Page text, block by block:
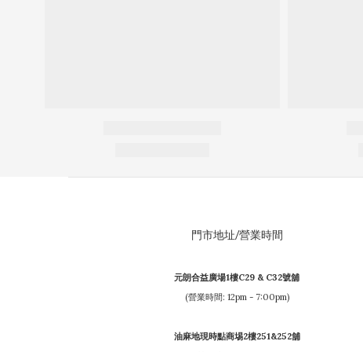
門市地址/營業時間
元朗合益廣場1樓C29 & C32號舖
(營業時間: 12pm - 7:00pm)
油麻地現時點商埸2樓251&252舖